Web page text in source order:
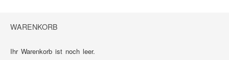
WARENKORB
Ihr Warenkorb ist noch leer.